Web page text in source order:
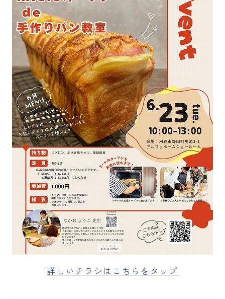
詳しいチラシはこちらをタップ